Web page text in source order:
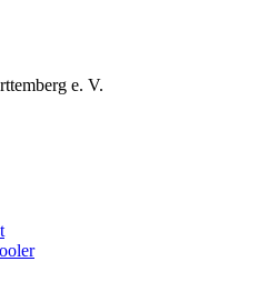
e. V.